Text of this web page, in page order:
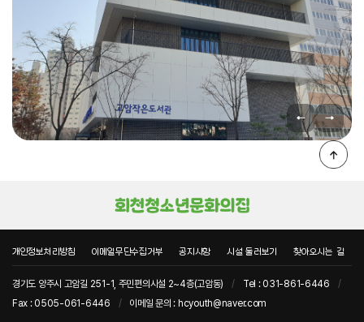
개인정보처리방침 이메일무단수집거부 공지사항 시설 둘러보기 찾아오시는 길
경기도 양주시 고암길 251-1, 주민편의시설 2~4층(고암동) / Tel : 031-861-6446
/
Fax : 0505-061-6446
/ 이메일 문의 : hcyouth@naver.com